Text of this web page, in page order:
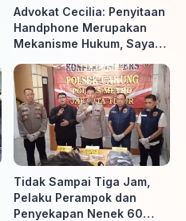
Advokat Cecilia: Penyitaan
Handphone Merupakan
Mekanisme Hukum, Saya
Diminta Penyidik dan Tidak
perlu takut
Tidak Sampai Tiga Jam,
Pelaku Perampok dan
Penyekapan Nenek 60